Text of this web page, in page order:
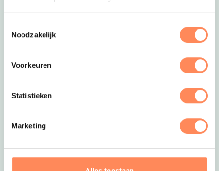
Noodzakelijk
Voorkeuren
Statistieken
Marketing
over het eiland. Wil je de excursie combineren
met wadlopen? Of met strandjutten? Of kies je
Deze link opent in een nieuwe tab
mee! Deze draagt graag je
picknick of een kind. Lieve beestjes, lang niet zo